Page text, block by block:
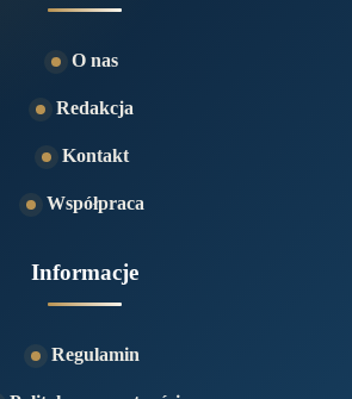
O nas
Redakcja
Kontakt
Współpraca
Informacje
Regulamin